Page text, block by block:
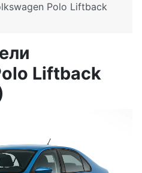
Polo Liftback
Liftback